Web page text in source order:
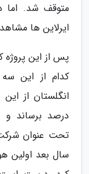
متوقف شد. اما
ایرلاین ها
پس از این پروژه
کدام از این
درصد برساند
سال بعد اولین